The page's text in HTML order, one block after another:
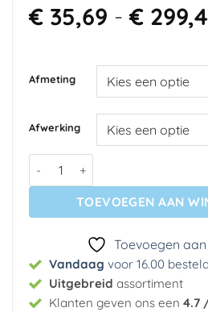
€35,69 - €
Afmeting
Afwerking
Fotobehang - Holiday Memory
TOEVOEGEN AAN
Toevoegen
Vandaag voor 16.00
Uitgebreid assortiment
Klanten geven ons een 4.7